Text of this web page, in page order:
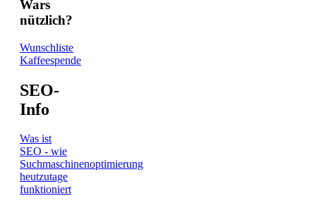
Wars
nützlich?
Wunschliste
Kaffeespende
SEO-
Info
Was ist
SEO - wie
Suchmaschinenoptimierung
heutzutage
funktioniert